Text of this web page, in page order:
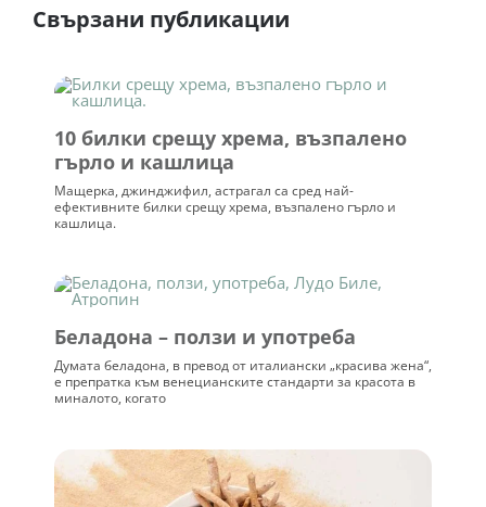
Свързани публикации
10 билки срещу хрема, възпалено
гърло и кашлица
Мащерка, джинджифил, астрагал са сред най-
ефективните билки срещу хрема, възпалено гърло и
кашлица.
Беладона – ползи и употреба
Думата беладона, в превод от италиански „красива жена“,
е препратка към венецианските стандарти за красота в
миналото, когато